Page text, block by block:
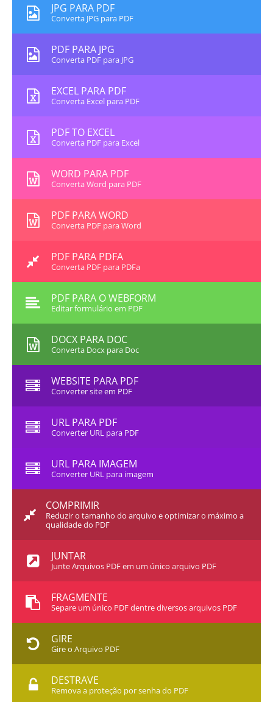
JPG PARA PDF
Converta JPG para PDF
PDF PARA JPG
Converta PDF para JPG
EXCEL PARA PDF
Converta Excel para PDF
PDF TO EXCEL
Converta PDF para Excel
WORD PARA PDF
Converta Word para PDF
PDF PARA WORD
Converta PDF para Word
PDF PARA PDFA
Converta PDF para PDFa
PDF PARA O WEBFORM
Editar formulário em PDF
DOCX PARA DOC
Converta Docx para Doc
WEBSITE PARA PDF
Converter site em PDF
URL PARA PDF
Converter URL para PDF
URL PARA IMAGEM
Converter URL para imagem
COMPRIMIR
Reduzir o tamanho do arquivo e optimizar o máximo a
qualidade do PDF
JUNTAR
Junte Arquivos PDF em um único arquivo PDF
FRAGMENTE
Separe um único PDF dentre diversos arquivos PDF
GIRE
Gire o Arquivo PDF
DESTRAVE
Remova a proteção por senha do PDF